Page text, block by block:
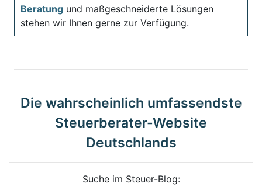
Beratung und maßgeschneiderte Lösungen
stehen wir Ihnen gerne zur Verfügung.
Die wahrscheinlich umfassendste
Steuerberater-Website
Deutschlands
Suche im Steuer-Blog: